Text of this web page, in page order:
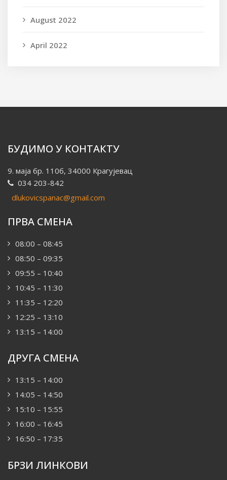
August 2022
April 2022
БУДИМО У КОНТАКТУ
9. маја бр. 110б, 34000 Крагујевац
034 203-842
dlukovicspanac@gmail.com
ПРВА СМЕНА
08:00 – 08:45
08:50 – 09:35
09:55 – 10:40
10:45 – 11:30
11:35 – 12:20
12:25 – 13:10
13:15 – 14:00
ДРУГА СМЕНА
13:15 – 14:00
14:05 – 14:50
15:10 – 15:55
16:00 – 16:45
16:50 – 17:35
БРЗИ ЛИНКОВИ